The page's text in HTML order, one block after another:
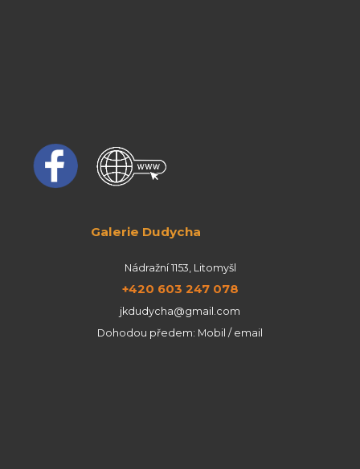
Galerie Dudycha
Nádražní 1153, Litomyšl
+420 603 247 078
jkdudycha@gmail.com
Dohodou předem: Mobil / email